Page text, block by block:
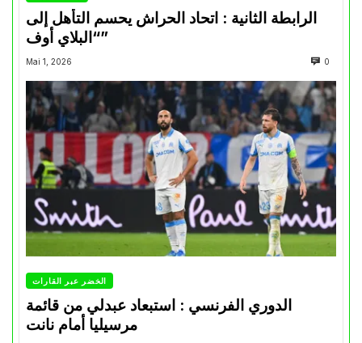
الرابطة الثانية : اتحاد الحراش يحسم التأهل إلى
“البلاي أوف”
Mai 1, 2026 0
الخضر عبر القارات
الدوري الفرنسي : استبعاد عبدلي من قائمة
مرسيليا أمام نانت